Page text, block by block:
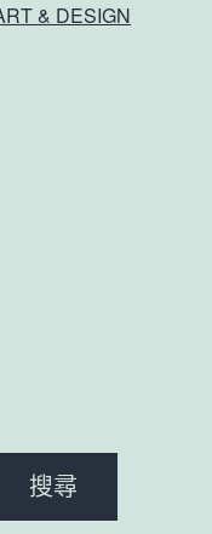
& DESIGN
搜尋